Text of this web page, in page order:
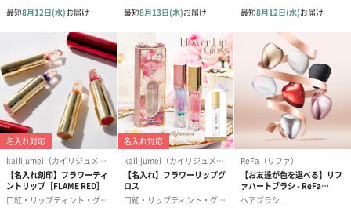
フラワーテディベア
（2,390円）
テディベア（バニラ）
（1,760円）
テディベア（
ル）（1,760円